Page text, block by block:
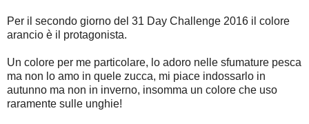
Per il secondo giorno del 31 Day Challenge 2016 il colore
arancio è il protagonista.
Un colore per me particolare, lo adoro nelle sfumature pesca
ma non lo amo in quele zucca, mi piace indossarlo in
autunno ma non in inverno, insomma un colore che uso
raramente sulle unghie!